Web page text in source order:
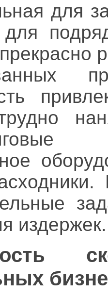
для
издержек.